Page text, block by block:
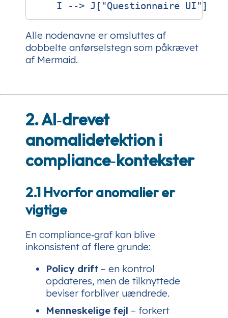
Alle nodenavne er omsluttes af
dobbelte anførselstegn som påkrævet
af Mermaid.
2. AI‑drevet
anomalidetektion i
compliance‑kontekster
2.1 Hvorfor anomalier er
vigtige
En compliance‑graf kan blive
inkonsistent af flere grunde:
Policy drift – en kontrol
opdateres, men de tilknyttede
beviser forbliver uændrede.
Menneskelige fejl – forkert